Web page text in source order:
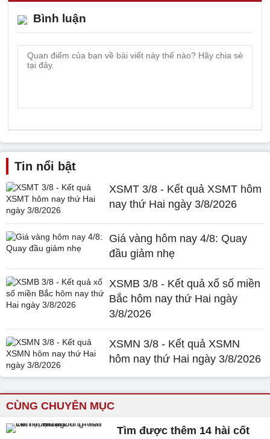
Bình luận
Tin nổi bật
XSMT 3/8 - Kết quả XSMT hôm
nay thứ Hai ngày 3/8/2026
Giá vàng hôm nay 4/8: Quay
đầu giảm nhẹ
XSMB 3/8 - Kết quả xổ số miền
Bắc hôm nay thứ Hai ngày
3/8/2026
XSMN 3/8 - Kết quả XSMN
hôm nay thứ Hai ngày 3/8/2026
CÙNG CHUYÊN MỤC
Tìm được thêm 14 hài cốt